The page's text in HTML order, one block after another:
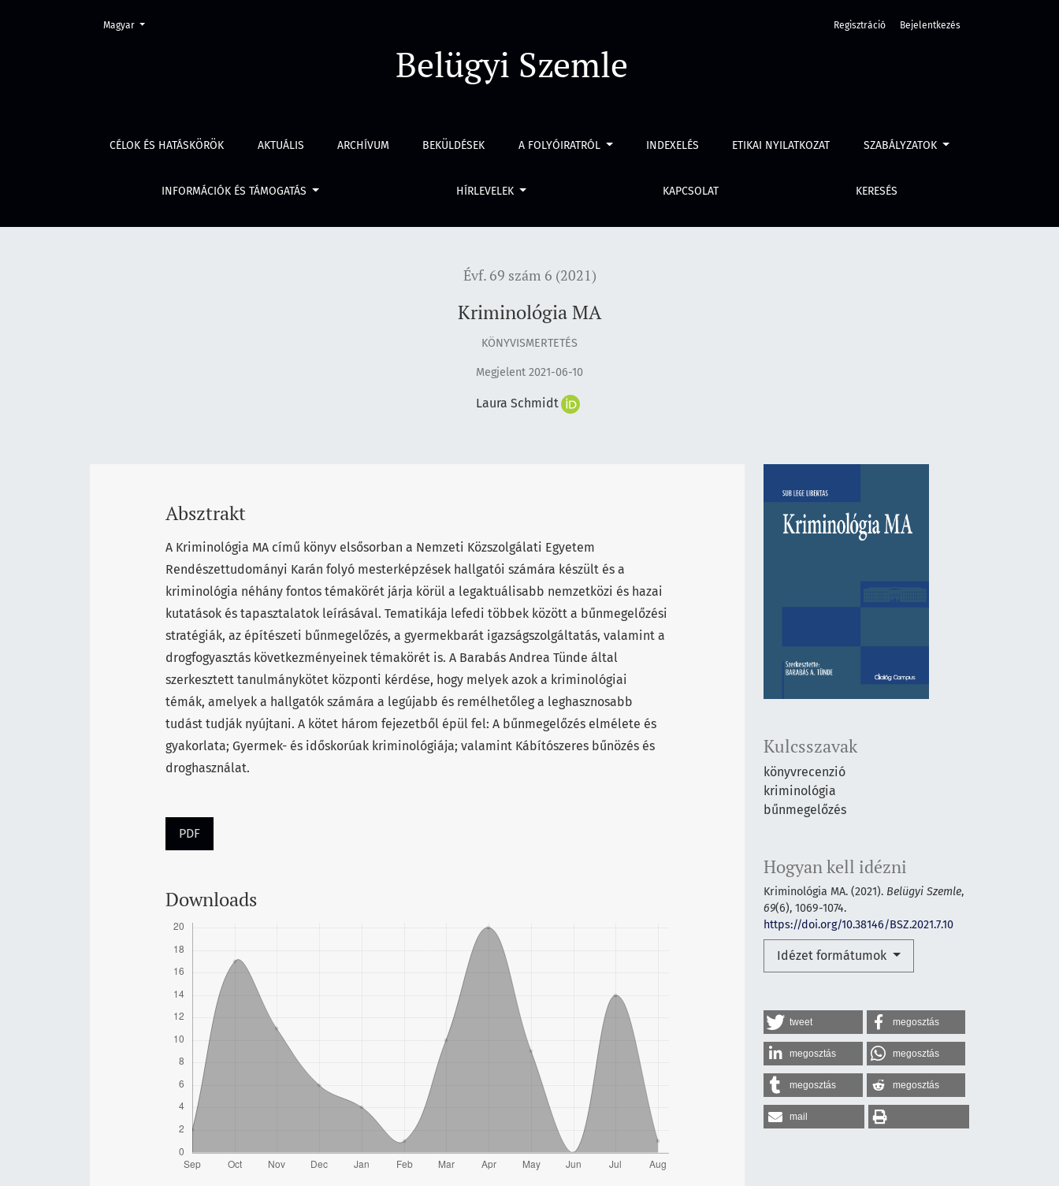
Kriminológia MA
Belügyi Szemle
CÉLOK ÉS HATÁSKÖRÖK AKTUÁLIS ARCHÍVUM BEKÜLDÉSEK A FOLYÓIRATRÓL INDEXELÉS ETIKAI NYILATKOZAT SZABÁLYZATOK
INFORMÁCIÓK ÉS TÁMOGATÁS HÍRLEVELEK KAPCSOLAT KERESÉS
Regisztráció Bejelentkezés
Change the language. The current language is:
Magyar
Évf. 69 szám 6 (2021)
Kriminológia MA
KÖNYVISMERTETÉS
Megjelent 2021-06-10
Laura Schmidt
Kulcsszavak
könyvrecenzió
kriminológia
bűnmegelőzés
Hogyan kell idézni
Kriminológia MA. (2021). Belügyi Szemle,
69(6), 1069-1074.
https://doi.org/10.38146/BSZ.2021.7.10
Idézet formátumok
tweet megosztás
megosztás megosztás
megosztás megosztás
mail
Absztrakt
A Kriminológia MA című könyv elsősorban a Nemzeti Közszolgálati Egyetem
Rendészettudományi Karán folyó mesterképzések hallgatói számára készült és a
kriminológia néhány fontos témakörét járja körül a legaktuálisabb nemzetközi és hazai
kutatások és tapasztalatok leírásával. Tematikája lefedi többek között a bűnmegelőzési
stratégiák, az építészeti bűnmegelőzés, a gyermekbarát igazságszolgáltatás, valamint a
drogfogyasztás következményeinek témakörét is. A Barabás Andrea Tünde által
szerkesztett tanulmánykötet központi kérdése, hogy melyek azok a kriminológiai
témák, amelyek a hallgatók számára a legújabb és remélhetőleg a leghasznosabb
tudást tudják nyújtani. A kötet három fejezetből épül fel: A bűnmegelőzés elmélete és
gyakorlata; Gyermek- és időskorúak kriminológiája; valamint Kábítószeres bűnözés és
droghasználat.
PDF
Downloads